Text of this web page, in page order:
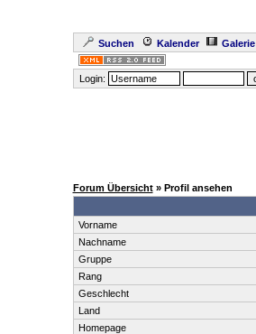
Suchen Kalender
Galerie
Login:
Forum Übersicht» Profil ansehen
Vorname
Nachname
Gruppe
Rang
Geschlecht
Land
Homepage